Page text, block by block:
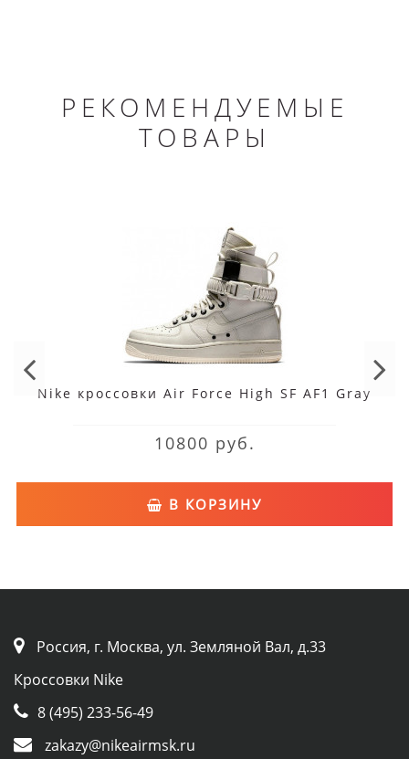
РЕКОМЕНДУЕМЫЕ
ТОВАРЫ
Nike кроссовки Air Force High SF AF1 Gray
10800 руб.
В КОРЗИНУ
Россия, г. Москва, ул. Земляной Вал, д.33
Кроссовки Nike
8 (495) 233-56-49
zakazy@nikeairmsk.ru